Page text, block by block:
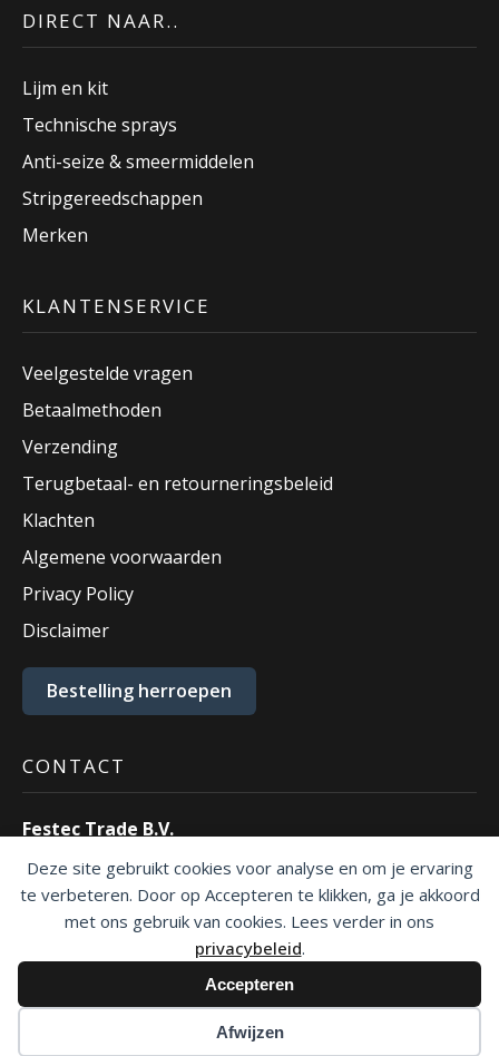
Deze site gebruikt cookies voor analyse en om je ervaring
te verbeteren. Door op Accepteren te klikken, ga je akkoord
met ons gebruik van cookies. Lees verder in ons
privacybeleid.
Accepteren
Afwijzen
DIRECT NAAR..
Lijm en kit
Technische sprays
Anti-seize & smeermiddelen
Stripgereedschappen
Merken
KLANTENSERVICE
Veelgestelde vragen
Betaalmethoden
Verzending
Terugbetaal- en retourneringsbeleid
Klachten
Algemene voorwaarden
Privacy Policy
Disclaimer
Bestelling herroepen
CONTACT
Festec Trade B.V.
4879 NP Etten-Leur.
076 – 30 30 500
info@festec.nl
Copyright © 2026 Festec Tade BV. All rights reserved.